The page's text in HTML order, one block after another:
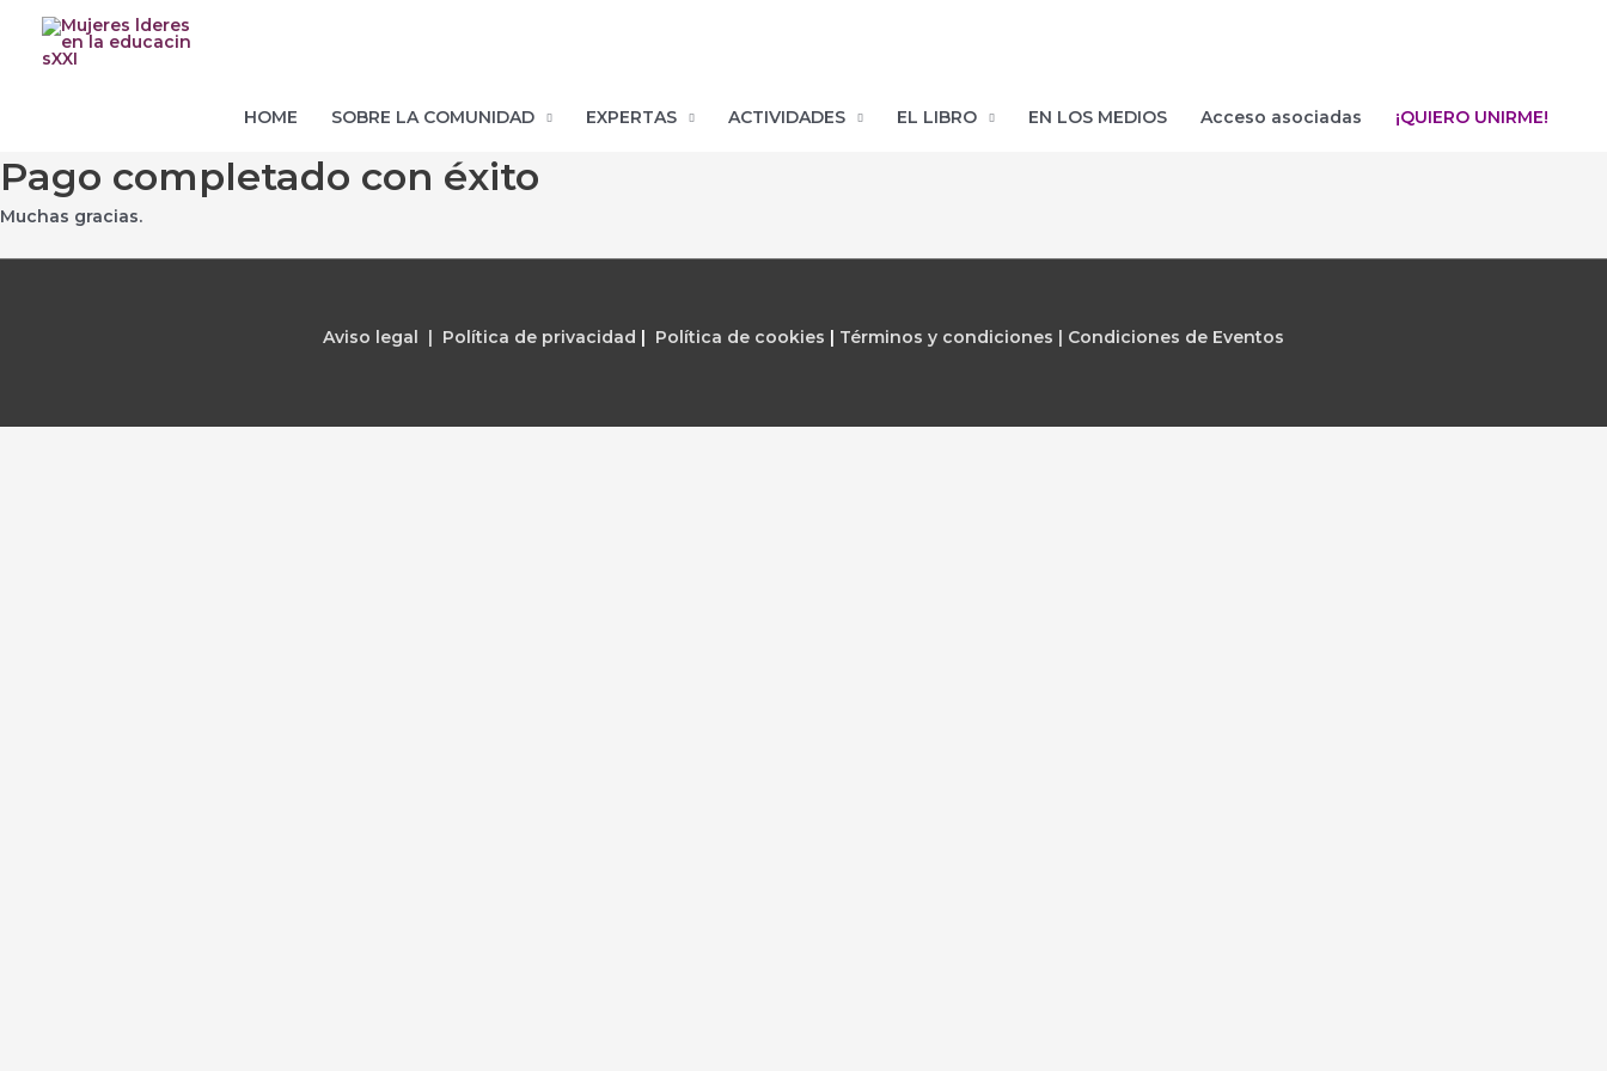
HOME
SOBRE LA COMUNIDAD EXPERTAS ACTIVIDADES EL LIBRO EN LOS MEDIOS Acceso asociadas ¡QUIERO UNIRME!
Pago completado con éxito
Muchas gracias.
Aviso legal | Política de privacidad | Política de cookies | Términos y condiciones | Condiciones de Eventos